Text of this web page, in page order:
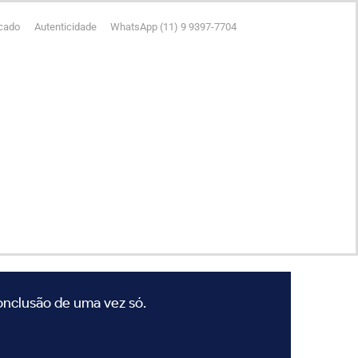
Autenticidade WhatsApp (11) 9 9397-7704
de uma vez só.